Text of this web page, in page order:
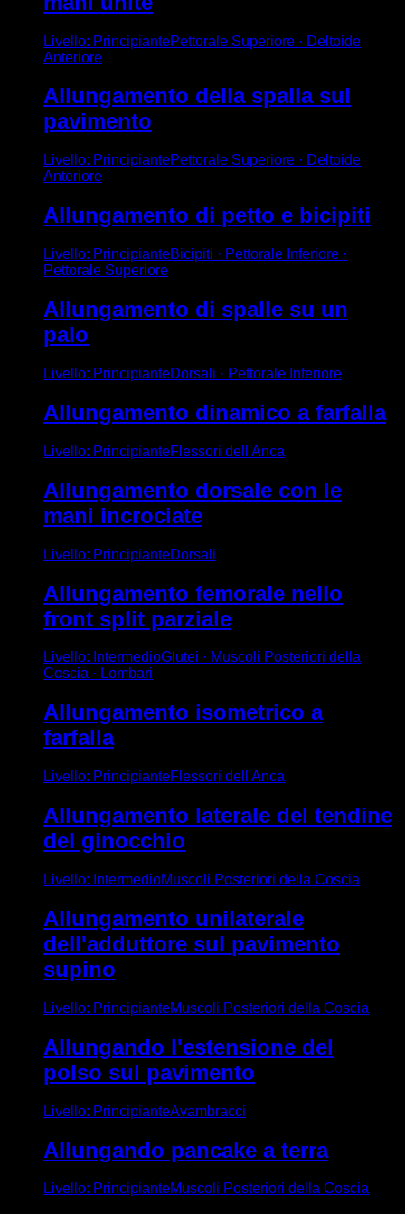
Livello: PrincipiantePettorale Superiore · Deltoide
Anteriore
Allungamento della spalla sul
pavimento
Livello: PrincipiantePettorale Superiore · Deltoide
Anteriore
Allungamento di petto e bicipiti
Livello: PrincipianteBicipiti · Pettorale Inferiore ·
Pettorale Superiore
Allungamento di spalle su un
palo
Livello: PrincipianteDorsali · Pettorale Inferiore
Allungamento dinamico a farfalla
Livello: PrincipianteFlessori dell'Anca
Allungamento dorsale con le
mani incrociate
Livello: PrincipianteDorsali
Allungamento femorale nello
front split parziale
Livello: IntermedioGlutei · Muscoli Posteriori della
Coscia · Lombari
Allungamento isometrico a
farfalla
Livello: PrincipianteFlessori dell'Anca
Allungamento laterale del tendine
del ginocchio
Livello: IntermedioMuscoli Posteriori della Coscia
Allungamento unilaterale
dell'adduttore sul pavimento
supino
Livello: PrincipianteMuscoli Posteriori della Coscia
Allungando l'estensione del
polso sul pavimento
Livello: PrincipianteAvambracci
Allungando pancake a terra
Livello: PrincipianteMuscoli Posteriori della Coscia